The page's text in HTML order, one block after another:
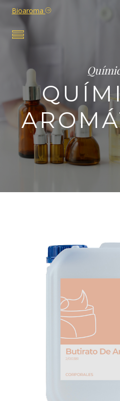
Bioaroma